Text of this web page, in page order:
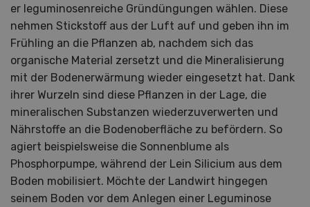
er leguminosenreiche Gründüngungen wählen. Diese
nehmen Stickstoff aus der Luft auf und geben ihn im
Frühling an die Pflanzen ab, nachdem sich das
organische Material zersetzt und die Mineralisierung
mit der Bodenerwärmung wieder eingesetzt hat. Dank
ihrer Wurzeln sind diese Pflanzen in der Lage, die
mineralischen Substanzen wiederzuverwerten und
Nährstoffe an die Bodenoberfläche zu befördern. So
agiert beispielsweise die Sonnenblume als
Phosphorpumpe, während der Lein Silicium aus dem
Boden mobilisiert. Möchte der Landwirt hingegen
seinem Boden vor dem Anlegen einer Leguminose